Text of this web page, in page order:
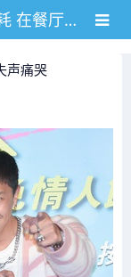
综艺前辈王彩桦惊闻小鬼去世噩耗 在餐厅失声痛哭
声痛哭